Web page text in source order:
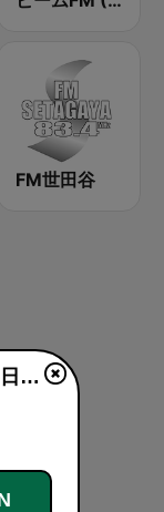
FM世田谷
BOX : Japan City Pop -日本のシティポップ live luisteren